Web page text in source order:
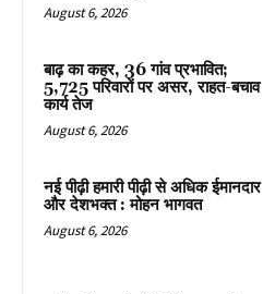
August 6, 2026
बाढ़ का कहर, 36 गांव प्रभावित;
5,725 परिवारों पर असर, राहत-बचाव
कार्य तेज
August 6, 2026
नई पीढ़ी हमारी पीढ़ी से अधिक ईमानदार
और देशभक्त : मोहन भागवत
August 6, 2026